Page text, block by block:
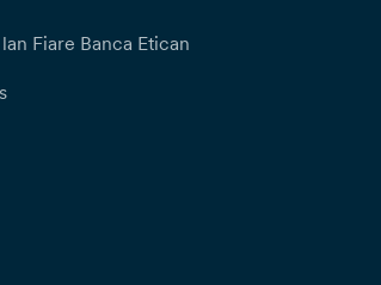
Fiare Banca Etican